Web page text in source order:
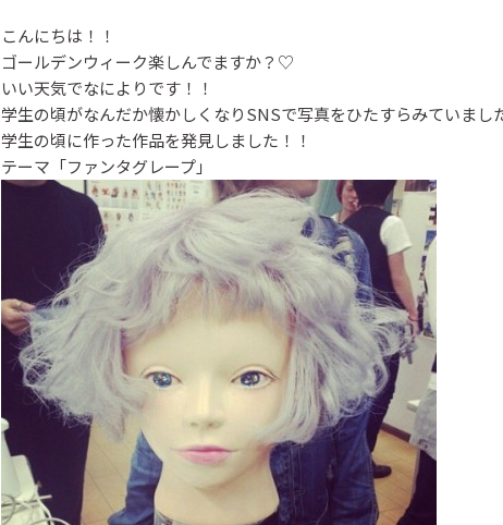
こんにちは！！
ゴールデンウィーク楽しんでますか？♡
いい天気でなによりです！！
学生の頃がなんだか懐かしくなりSNSで写真をひたすらみていまし
学生の頃に作った作品を発見しました！！
テーマ「ファンタグレープ」